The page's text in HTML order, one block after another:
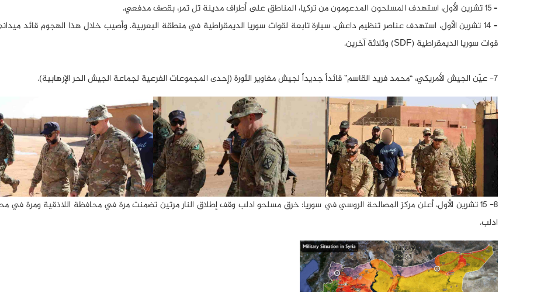
– 15 تشرين الأول، استهدف المسلحون المدعومون من تركيا، المناطق على أطراف مدينة تل تمر، بقصف مدفعي.
– 14 تشرين الأول، استهدف عناصر تنظيم داعش، سيارة تابعة لقوات سوريا الديمقراطية في منطقة اليعربية. وأصيب خلال هذا الهجوم قائد
قوات سوريا الديمقراطية (SDF) وثلاثة آخرين.
7- عيّن الجيش الأمريكي، “محمد فريد القاسم” قائداً جديداً لجيش مغاوير الثورة (إحدى المجموعات الفرعية لجماعة الجيش الحر الإرهابية).
8- 15 تشرين الأول، أعلن مركز المصالحة الروسي في سوريا: خرق مسلحو ادلب وقف إطلاق النار مرتين تضمنت مرة في محافظة اللاذقية ومرة في
ادلب.